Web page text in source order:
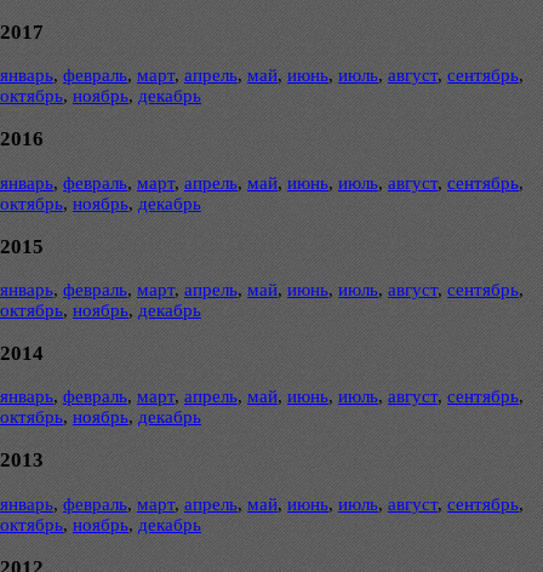
2017
январь, февраль, март, апрель, май, июнь, июль, август, сентябрь,
октябрь, ноябрь, декабрь
2016
январь, февраль, март, апрель, май, июнь, июль, август, сентябрь,
октябрь, ноябрь, декабрь
2015
январь, февраль, март, апрель, май, июнь, июль, август, сентябрь,
октябрь, ноябрь, декабрь
2014
январь, февраль, март, апрель, май, июнь, июль, август, сентябрь,
октябрь, ноябрь, декабрь
2013
январь, февраль, март, апрель, май, июнь, июль, август, сентябрь,
октябрь, ноябрь, декабрь
2012